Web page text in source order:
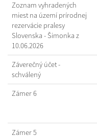
Zoznam vyhradených
miest na území prírodnej
rezervácie pralesy
Slovenska - Šimonka z
10.06.2026
Záverečný účet -
schválený
Zámer 6
Zámer 5